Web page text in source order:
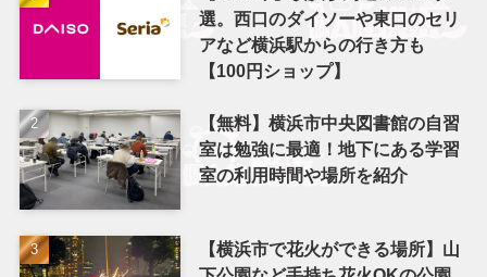
選。西口のダイソーや東口のセリ
アなど横浜駅からの行き方も
【100円ショップ】
【無料】横浜市中央図書館の自習
室は勉強に最適！地下にある学習
室の利用時間や場所を紹介
【横浜市で花火ができる場所】山